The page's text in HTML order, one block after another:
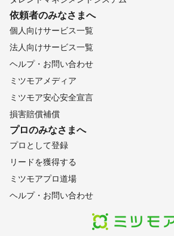
依頼者のみなさまへ
個人向けサービス一覧
法人向けサービス一覧
ヘルプ・お問い合わせ
ミツモアメディア
ミツモア安心安全宣言
損害賠償補償
プロのみなさまへ
プロとして登録
リードを獲得する
ミツモアプロ道場
ヘルプ・お問い合わせ